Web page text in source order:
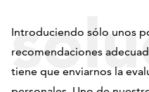
Introduciendo sólo unos
recomendaciones
tiene que enviarnos la